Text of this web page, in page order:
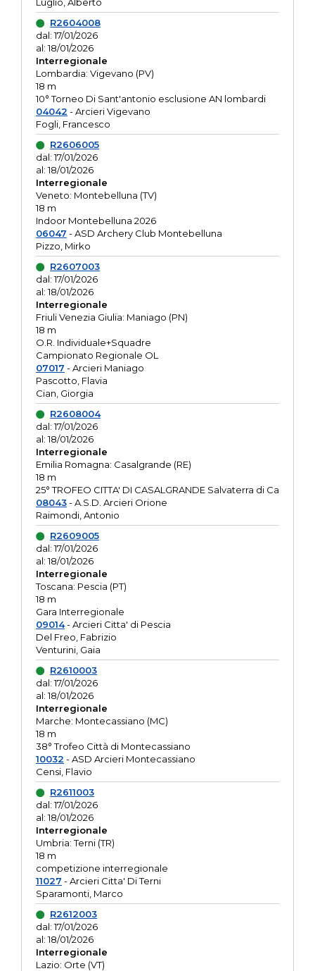
R2604008
dal: 17/01/2026
al: 18/01/2026
Interregionale
Lombardia: Vigevano (PV)
18 m
10° Torneo Di Sant'antonio esclusione AN lombardi
04042 - Arcieri Vigevano
Fogli, Francesco
R2606005
dal: 17/01/2026
al: 18/01/2026
Interregionale
Veneto: Montebelluna (TV)
18 m
Indoor Montebelluna 2026
06047 - ASD Archery Club Montebelluna
Pizzo, Mirko
R2607003
dal: 17/01/2026
al: 18/01/2026
Interregionale
Friuli Venezia Giulia: Maniago (PN)
18 m
O.R. Individuale+Squadre
Campionato Regionale OL
07017 - Arcieri Maniago
Pascotto, Flavia
Cian, Giorgia
R2608004
dal: 17/01/2026
al: 18/01/2026
Interregionale
Emilia Romagna: Casalgrande (RE)
18 m
25° TROFEO CITTA' DI CASALGRANDE Salvaterra di Ca
08043- A.S.D. Arcieri Orione
Raimondi, Antonio
R2609005
dal: 17/01/2026
al: 18/01/2026
Interregionale
Toscana: Pescia (PT)
18 m
Gara Interregionale
09014- Arcieri Citta' di Pescia
Del Freo, Fabrizio
Venturini, Gaia
R2610003
dal: 17/01/2026
al: 18/01/2026
Interregionale
Marche: Montecassiano (MC)
18 m
38° Trofeo Città di Montecassiano
10032 - ASD Arcieri Montecassiano
Censi, Flavio
R2611003
dal: 17/01/2026
al: 18/01/2026
Interregionale
Umbria: Terni (TR)
18 m
competizione interregionale
11027 - Arcieri Citta' Di Terni
Sparamonti, Marco
R2612003
dal: 17/01/2026
al: 18/01/2026
Interregionale
Lazio: Orte (VT)